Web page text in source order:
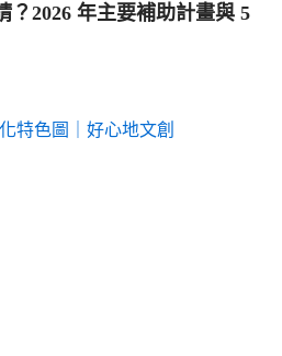
？2026 年主要補助計畫與 5